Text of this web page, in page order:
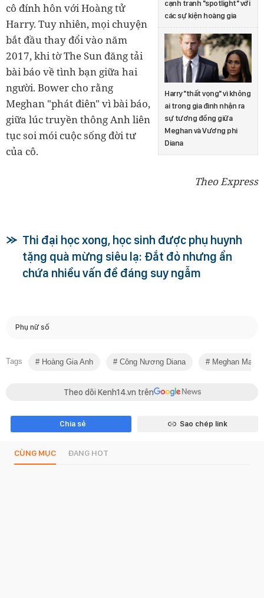
cạnh tranh "spotlight" với
các sự kiện hoàng gia
Harry "thất vọng" vì không
ai trong gia đình nhận ra
sự tương đồng giữa
Meghan và Vương phi
Diana
cô đính hôn với Hoàng tử
Harry. Tuy nhiên, mọi chuyện
bắt đầu thay đổi vào năm
2017, khi tờ The Sun đăng tải
bài báo về tình bạn giữa hai
người. Bower cho rằng
Meghan "phát điên" vì bài báo,
giữa lúc truyền thông Anh liên
tục soi mói cuộc sống đời tư
của cô.
Theo Express
Thi đại học xong, học sinh được phụ huynh
tặng quà mừng siêu lạ: Đắt đỏ nhưng ẩn
chứa nhiều vấn đề đáng suy ngẫm
Phụ nữ số
Tags Hoàng Gia Anh Công Nương Diana Meghan Markle
Theo dõi Kenh14.vn trên
Chia sẻ Sao chép link
CÙNG MỤC ĐANG HOT